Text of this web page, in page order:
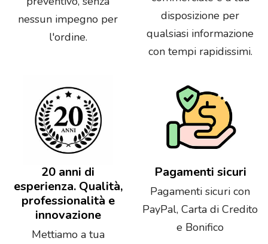
nessun impegno per
l'ordine.
disposizione per
qualsiasi informazione
con tempi rapidissimi.
20 anni di
esperienza. Qualità,
professionalità e
innovazione
Mettiamo a tua
Pagamenti sicuri
Pagamenti sicuri con
PayPal, Carta di Credito
e Bonifico